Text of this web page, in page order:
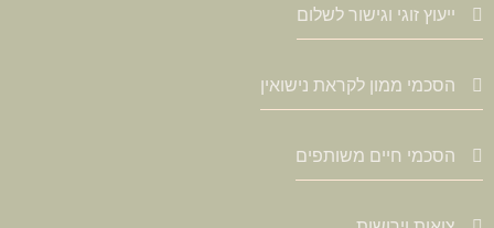
ייעוץ זוגי וגישור לשלום
הסכמי ממון לקראת נישואין
הסכמי חיים משותפים